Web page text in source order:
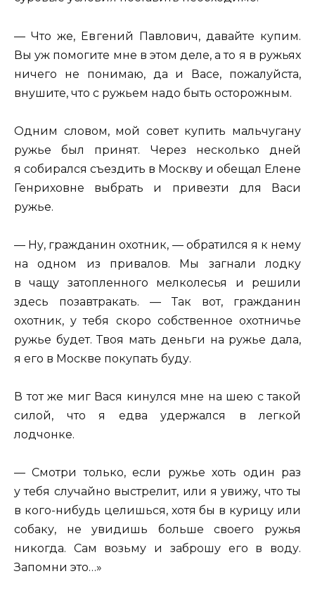
— Что же, Евгений Павлович, давайте купим.
Вы уж помогите мне в этом деле, а то я в ружьях
ничего не понимаю, да и Васе, пожалуйста,
внушите, что с ружьем надо быть осторожным.
Одним словом, мой совет купить мальчугану
ружье был принят. Через несколько дней
я собирался съездить в Москву и обещал Елене
Генриховне выбрать и привезти для Васи
ружье.
— Ну, гражданин охотник, — обратился я к нему
на одном из привалов. Мы загнали лодку
в чащу затопленного мелколесья и решили
здесь позавтракать. — Так вот, гражданин
охотник, у тебя скоро собственное охотничье
ружье будет. Твоя мать деньги на ружье дала,
я его в Москве покупать буду.
В тот же миг Вася кинулся мне на шею с такой
силой, что я едва удержался в легкой
лодчонке.
— Смотри только, если ружье хоть один раз
у тебя случайно выстрелит, или я увижу, что ты
в кого-нибудь целишься, хотя бы в курицу или
собаку, не увидишь больше своего ружья
никогда. Сам возьму и заброшу его в воду.
Запомни это…»